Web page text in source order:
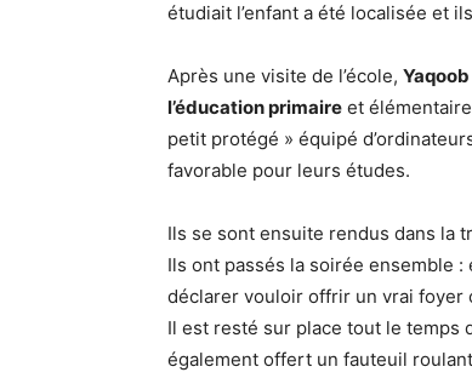
étudiait l’enfant a été localisée et
Après une visite de l’école,
l’éducation primaire et
petit protégé » équipé
favorable pour leurs études.
Ils se sont ensuite rendus dans la
Ils ont passés la soirée ensemble
déclarer vouloir offrir un vrai foyer
Il est resté sur place tout le temps
également offert un fauteuil